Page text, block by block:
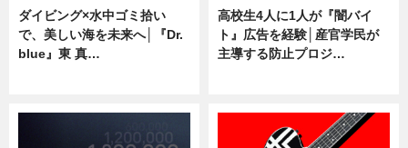
ダイビング×水中ゴミ拾い
で、美しい海を未来へ│『Dr.
blue』東 真…
高校生4人に1人が『闇バイ
ト』広告を経験│産官学民が
主導する防止プロジ…